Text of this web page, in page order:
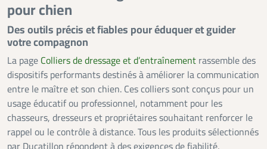
pour chien
Des outils précis et fiables pour éduquer et guider
votre compagnon
La page Colliers de dressage et d’entraînement rassemble des
dispositifs performants destinés à améliorer la communication
entre le maître et son chien. Ces colliers sont conçus pour un
usage éducatif ou professionnel, notamment pour les
chasseurs, dresseurs et propriétaires souhaitant renforcer le
rappel ou le contrôle à distance. Tous les produits sélectionnés